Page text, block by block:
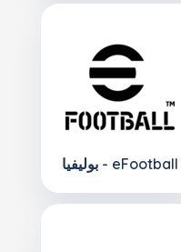
بوليفيا - eFootball